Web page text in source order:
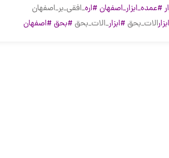
#عمده_ابزار_اصفهان#اره_افقی_بر_اصفهان
الات_بحق#ابزار_الات_بحق#بحق#اصفهان